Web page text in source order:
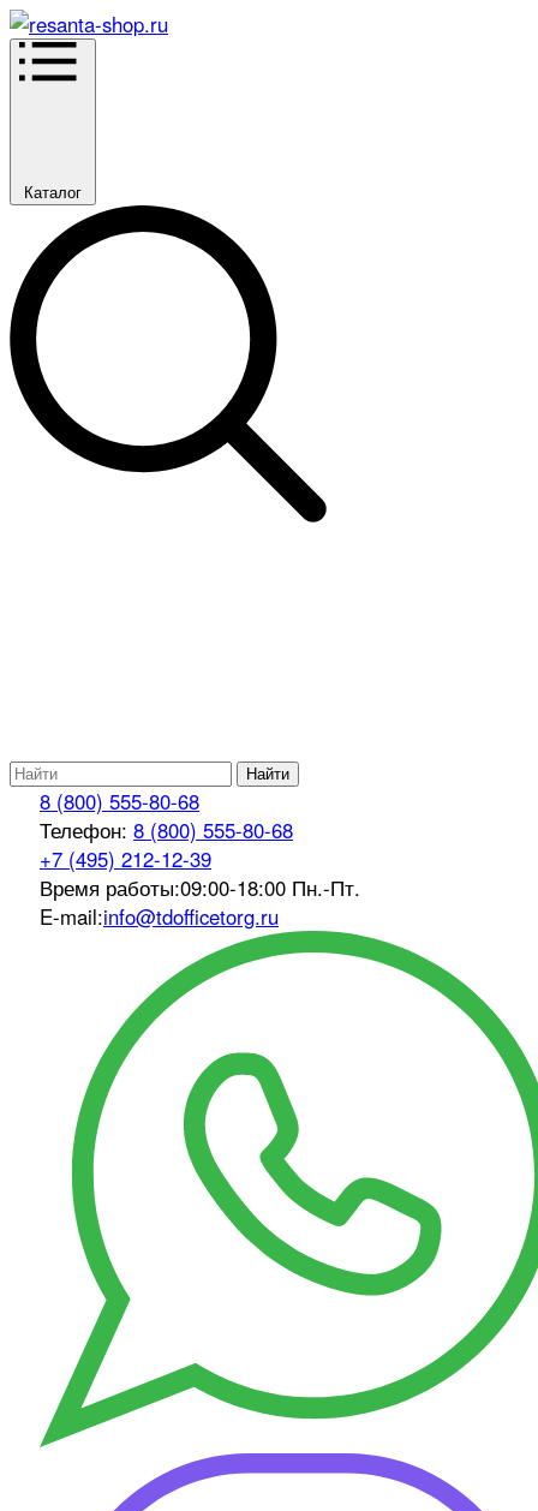
Каталог
Найти
8 (800) 555-80-68
Телефон: 8 (800) 555-80-68
+7 (495) 212-12-39
Время работы:09:00-18:00 Пн.-Пт.
E-mail:info@tdofficetorg.ru